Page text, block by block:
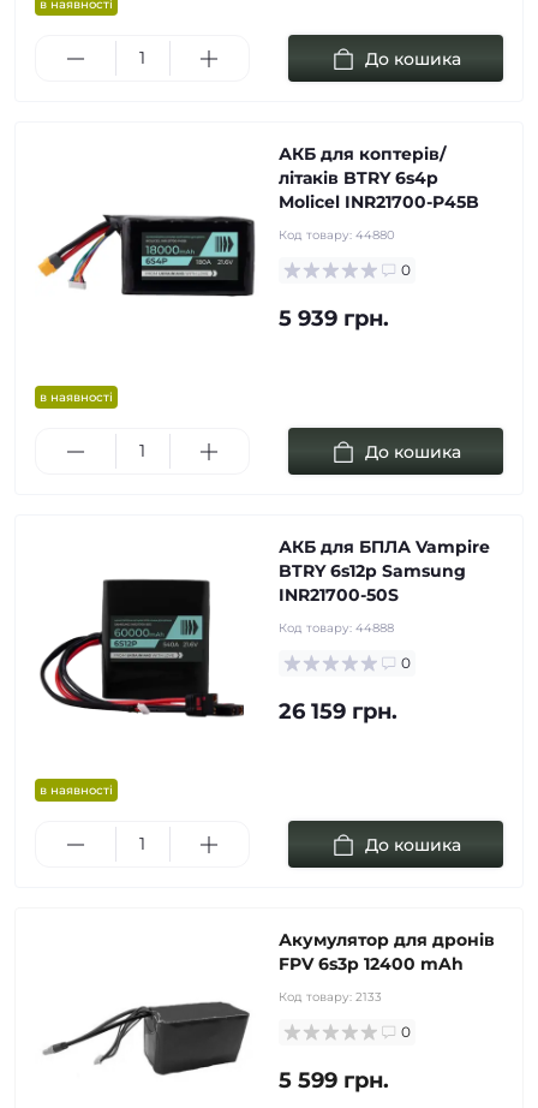
в наявності
До кошика
в наявності
АКБ для коптерів/
літаків BTRY 6s4p
Molicel INR21700-P45B
Код товару: 44880
0
5 939 грн.
До кошика
в наявності
АКБ для БПЛА Vampire
BTRY 6s12p Samsung
INR21700-50S
Код товару: 44888
0
26 159 грн.
До кошика
Акумулятор для дронів
FPV 6s3p 12400 mAh
Код товару: 2133
0
5 599 грн.